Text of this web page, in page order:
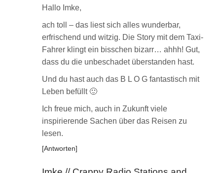
Hallo Imke,
ach toll – das liest sich alles wunderbar,
erfrischend und witzig. Die Story mit dem Taxi-
Fahrer klingt ein bisschen bizarr… ahhh! Gut,
dass du die unbeschadet überstanden hast.
Und du hast auch das B L O G fantastisch mit
Leben befüllt 🙂
Ich freue mich, auch in Zukunft viele
inspirierende Sachen über das Reisen zu
lesen.
Antworten